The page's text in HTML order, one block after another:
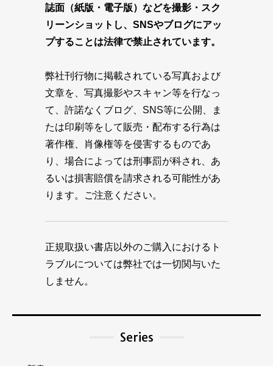
誌面（紙版・電子版）などを撮影・スク
リーンショットし、SNSやブログにアッ
プすることは法律で禁止されています。
弊社刊行物に掲載されている写真および
文章を、写真撮影やスキャン等を行なっ
て、許諾なくブログ、SNS等に公開、ま
たは印刷等をして販売・配布する行為は
著作権、肖像権等を侵害するものであ
り、場合によっては刑事罰が科され、あ
るいは損害賠償を請求される可能性があ
ります。ご注意ください。
正規取扱い書店以外のご購入におけるト
ラブルについては弊社では一切関与いた
しません。
Series